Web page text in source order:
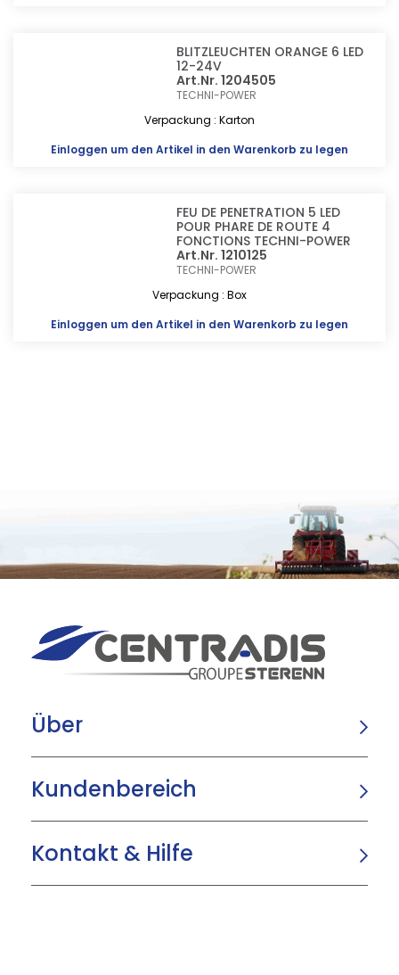
BLITZLEUCHTEN ORANGE 6 LED
12-24V
Art.Nr. 1204505
TECHNI-POWER
Verpackung : Karton
Einloggen um den Artikel in den Warenkorb zu legen
FEU DE PENETRATION 5 LED
POUR PHARE DE ROUTE 4
FONCTIONS TECHNI-POWER
Art.Nr. 1210125
TECHNI-POWER
Verpackung : Box
Einloggen um den Artikel in den Warenkorb zu legen
Über
Kundenbereich
Kontakt & Hilfe